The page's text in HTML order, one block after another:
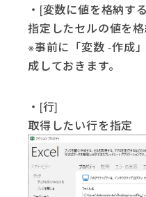
・[変数に値を格納す
指定したセルの値を
※事前に「変数 -作成
成しておきます。
・[行]
取得したい行を指定